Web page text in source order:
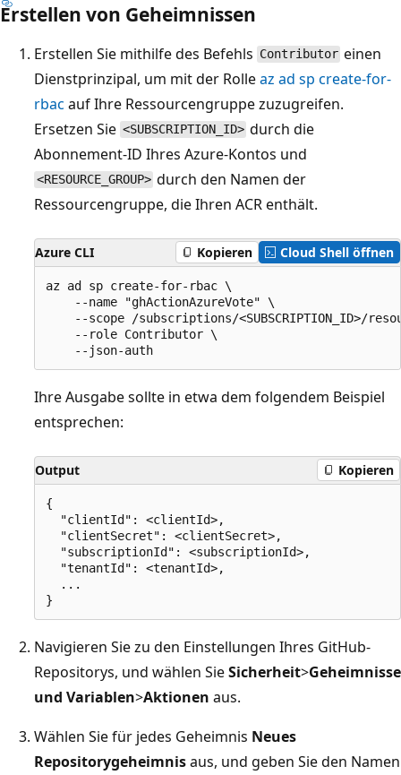
Erstellen von Geheimnissen
Erstellen Sie mithilfe des Befehls Contributor einen
Dienstprinzipal, um mit der Rolleaz ad sp create-for-
rbac auf Ihre Ressourcengruppe zuzugreifen.
Ersetzen Sie <SUBSCRIPTION_ID> durch die
Abonnement-ID Ihres Azure-Kontos und
<RESOURCE_GROUP> durch den Namen der
Ressourcengruppe, die Ihren ACR enthält.
Azure CLI Kopieren Cloud Shell öffnen
az ad sp create-for-rbac \
    --name "ghActionAzureVote" \
--scope /subscriptions/<SUBSCRIPTION_ID>/
    --role Contributor \
Ihre Ausgabe sollte in etwa dem folgendem Beispiel
entsprechen:
Output Kopieren
{
  "clientId": <clientId>,
  "clientSecret": <clientSecret>,
  "subscriptionId": <subscriptionId>,
  "tenantId": <tenantId>,
  ...
Navigieren Sie zu den Einstellungen Ihres GitHub-
Repositorys, und wählen SieSicherheit>Geheimnisse
und Variablen>Aktionen aus.
Wählen Sie für jedes Geheimnis Neues
Repositorygeheimnisaus, und geben Sie den Namen